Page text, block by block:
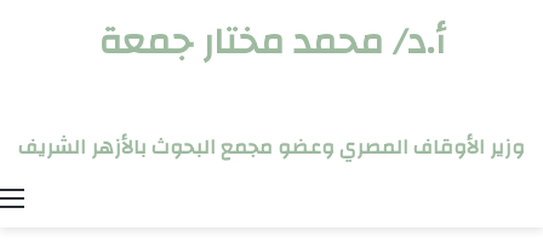
أ.د/ محمد مختار جمعة
وزير الأوقاف المصري وعضو مجمع البحوث بالأزهر الشريف